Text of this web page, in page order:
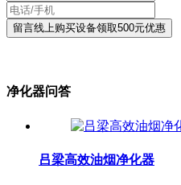
净化器问答
吕梁高效油烟净化器